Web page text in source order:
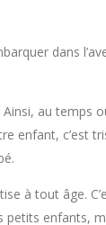
dans
au temps
c’est
à tout âge.
enfants,